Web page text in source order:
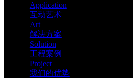
Application
互动艺术
Art
解决方案
Solution
工程案例
Project
我们的优势